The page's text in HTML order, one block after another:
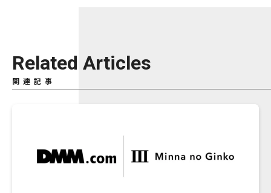
Related Articles
関連記事